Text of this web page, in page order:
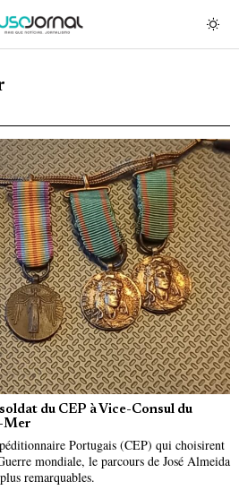
du CEP à Vice-Consul du
Mer
Portugais (CEP) qui choisirent
mondiale, le parcours de José Almeida
remarquables.